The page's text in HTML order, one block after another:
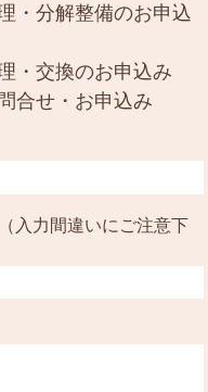
・分解整備のお申込
・交換のお申込み
合せ・お申込み
入力間違いにご注意下